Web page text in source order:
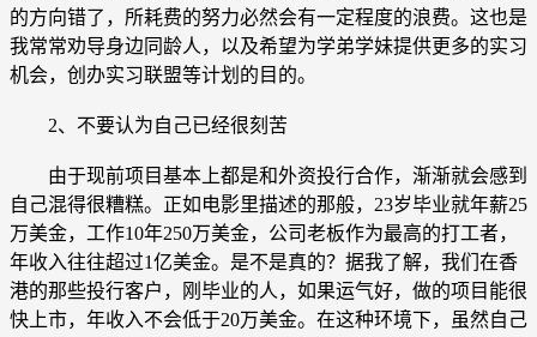
的方向错了，所耗费的努力必然会有一定程度的浪费。这也是
我常常劝导身边同龄人，以及希望为学弟学妹提供更多的实习
机会，创办实习联盟等计划的目的。
2、不要认为自己已经很刻苦
由于现前项目基本上都是和外资投行合作，渐渐就会感到
自己混得很糟糕。正如电影里描述的那般，23岁毕业就年薪25
万美金，工作10年250万美金，公司老板作为最高的打工者，
年收入往往超过1亿美金。是不是真的？据我了解，我们在香
港的那些投行客户，刚毕业的人，如果运气好，做的项目能很
快上市，年收入不会低于20万美金。在这种环境下，虽然自己